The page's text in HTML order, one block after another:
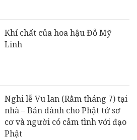
Khí chất của hoa hậu Đỗ Mỹ
Linh
Nghi lễ Vu lan (Rằm tháng 7) tại
nhà – Bản dành cho Phật tử sơ
cơ và người có cảm tình với đạo
Phật